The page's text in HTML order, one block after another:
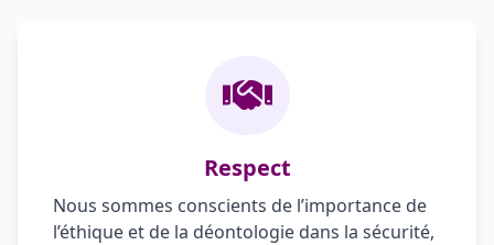
Respect
Nous sommes conscients de l’importance de
l’éthique et de la déontologie dans la sécurité,